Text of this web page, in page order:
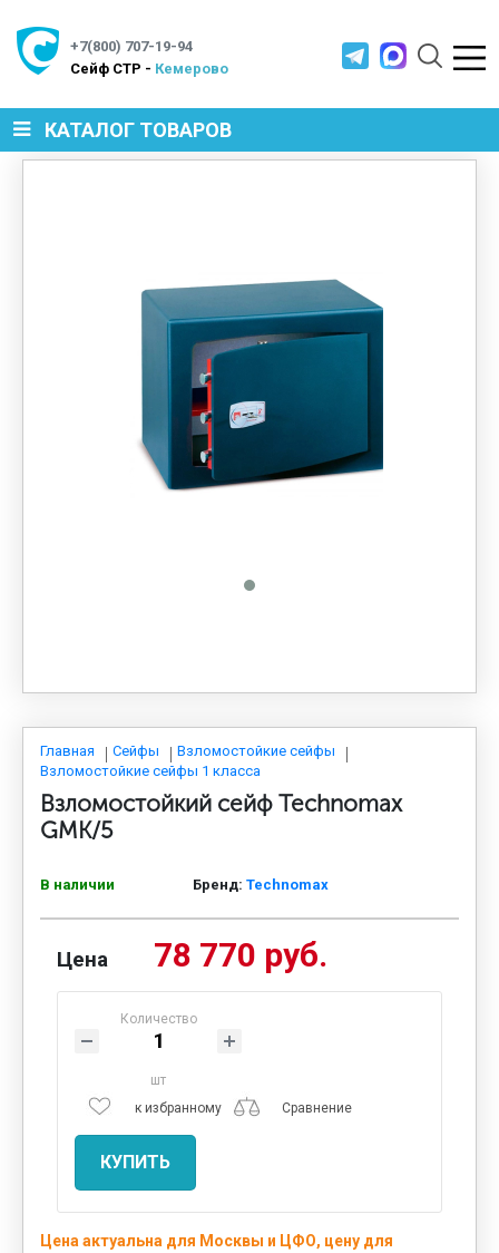
+7(800) 707-19-94
Cейф СТР - Кемерово
КАТАЛОГ ТОВАРОВ
МЕТАЛЛИЧЕСКИЕ СТЕЛЛАЖИ
ПРОИЗВОДСТВЕННАЯ МЕБЕЛЬ
СИСТЕМЫ ХРАНЕНИЯ
МЕБЕЛЬ ДЛЯ ДОМА
МЕБЕЛЬ ДЛЯ СТОЛОВЫХ
Главная Сейфы
Взломостойкие сейфы
Взломостойкие сейфы 1 класса
Взломостойкий сейф Technomax
GMK/5
В наличии Бренд: Technomax
Цена 78 770 руб.
Количество
шт
к избранному
Сравнение
КУПИТЬ
Цена актуальна для Москвы и ЦФО, цену для